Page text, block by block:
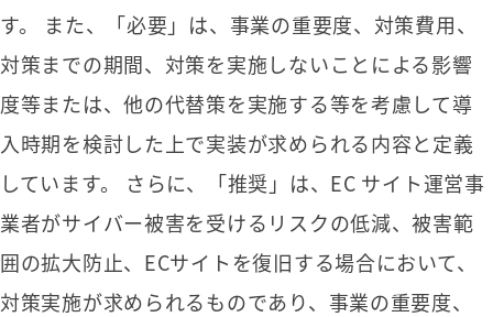
す。 また、「必要」は、事業の重要度、対策費用、
対策までの期間、対策を実施しないことによる影響
度等または、他の代替策を実施する等を考慮して導
入時期を検討した上で実装が求められる内容と定義
しています。 さらに、「推奨」は、EC サイト運営事
業者がサイバー被害を受けるリスクの低減、被害範
囲の拡大防止、ECサイトを復旧する場合において、
対策実施が求められるものであり、事業の重要度、